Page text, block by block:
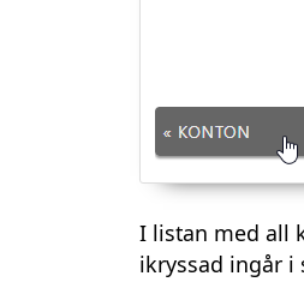
I listan med all
ikryssad ingår i